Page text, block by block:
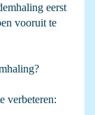
eerst
vooruit te
verbeteren: